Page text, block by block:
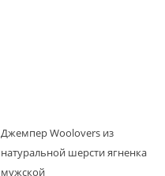
Джемпер Woolovers из
натуральной шерсти ягненка
мужской